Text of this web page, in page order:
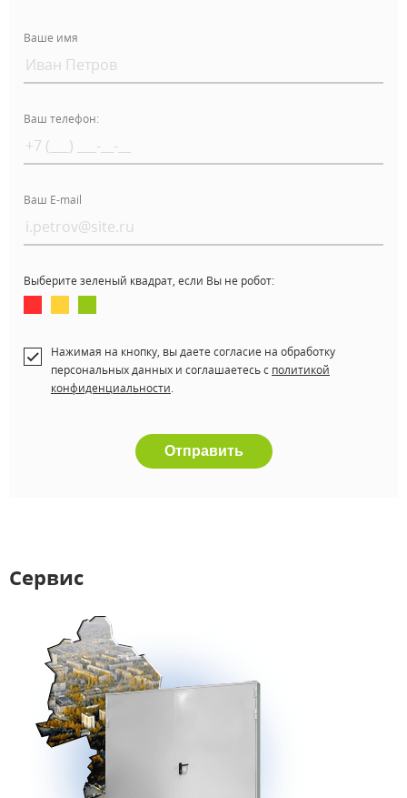
Ваше имя
Ваш телефон:
Ваш E-mail
Выберите зеленый квадрат, если Вы не робот:
Нажимая на кнопку, вы даете согласие на обработку
персональных данных и соглашаетесь c политикой
конфиденциальности.
Отправить
Сервис